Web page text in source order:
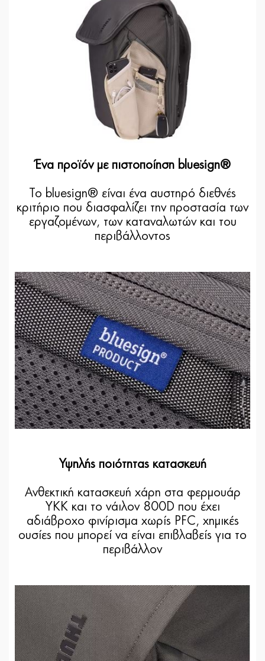
Ένα προϊόν με πιστοποίηση bluesign®
Το bluesign® είναι ένα αυστηρό διεθνές
κριτήριο που διασφαλίζει την προστασία των
εργαζομένων, των καταναλωτών και του
περιβάλλοντος
Υψηλής ποιότητας κατασκευή
Ανθεκτική κατασκευή χάρη στα φερμουάρ
YKK και το νάιλον 800D που έχει
αδιάβροχο φινίρισμα χωρίς PFC, χημικές
ουσίες που μπορεί να είναι επιβλαβείς για το
περιβάλλον